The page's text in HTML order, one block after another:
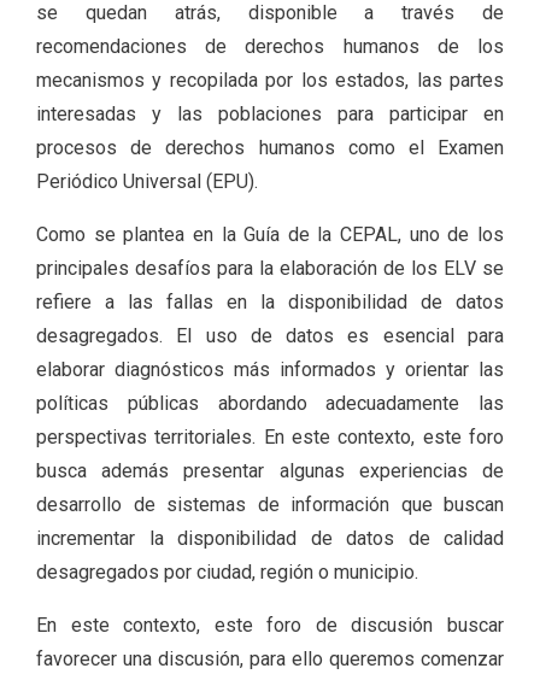
se quedan atrás, disponible a través de
recomendaciones de derechos humanos de los
mecanismos y recopilada por los estados, las partes
interesadas y las poblaciones para participar en
procesos de derechos humanos como el Examen
Periódico Universal (EPU).
Como se plantea en la Guía de la CEPAL, uno de los
principales desafíos para la elaboración de los ELV se
refiere a las fallas en la disponibilidad de datos
desagregados. El uso de datos es esencial para
elaborar diagnósticos más informados y orientar las
políticas públicas abordando adecuadamente las
perspectivas territoriales. En este contexto, este foro
busca además presentar algunas experiencias de
desarrollo de sistemas de información que buscan
incrementar la disponibilidad de datos de calidad
desagregados por ciudad, región o municipio.
En este contexto, este foro de discusión buscar
favorecer una discusión, para ello queremos comenzar